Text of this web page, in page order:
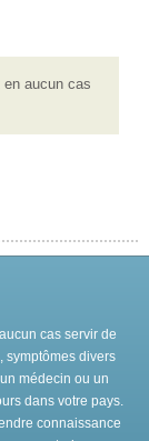
aucun cas
cas servir de
symptômes divers
médecin ou un
dans votre pays.
connaissance